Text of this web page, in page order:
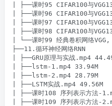
| ├──课时95 CIFAR100与
| ├──课时96 CIFAR100与
| ├──课时97 CIFAR100与
| ├──课时98 CIFAR100与
| └──课时99 经典卷积网络
├──11.循环神经网络RNN
| ├──GRU原理与实战.mp4
| ├──lstm-1.mp4 33.94M
| ├──lstm-2.mp4 28.79M
| ├──LSTM实战.mp4 49.56M
| ├──课时108 序列表示方法-
| ├──课时109 序列表示方法-